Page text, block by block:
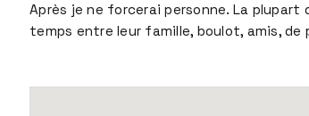
Après je ne forcerai personne. La plupart
temps entre leur famille, boulot, amis, de